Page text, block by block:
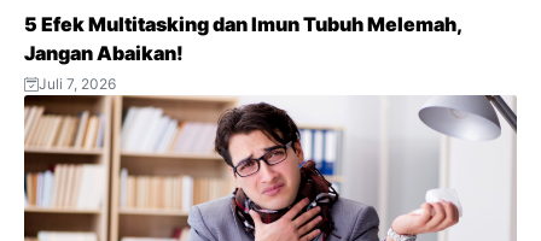
5 Efek Multitasking dan Imun Tubuh Melemah,
Jangan Abaikan!
Juli 7, 2026